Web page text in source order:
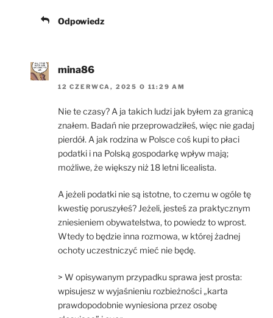
Odpowiedz
mina86
12 CZERWCA, 2025 O 11:29 AM
Nie te czasy? A ja takich ludzi jak byłem za granicą
znałem. Badań nie przeprowadziłeś, więc nie gadaj
pierdół. A jak rodzina w Polsce coś kupi to płaci
podatki i na Polską gospodarkę wpływ mają;
możliwe, że większy niż 18 letni licealista.
A jeżeli podatki nie są istotne, to czemu w ogóle tę
kwestię poruszyłeś? Jeżeli, jesteś za praktycznym
zniesieniem obywatelstwa, to powiedz to wprost.
Wtedy to będzie inna rozmowa, w której żadnej
ochoty uczestniczyć mieć nie będę.
> W opisywanym przypadku sprawa jest prosta:
wpisujesz w wyjaśnieniu rozbieżności „karta
prawdopodobnie wyniesiona przez osobę